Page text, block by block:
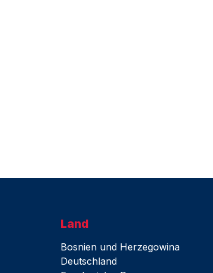
Land
Bosnien und Herzegowina
Deutschland